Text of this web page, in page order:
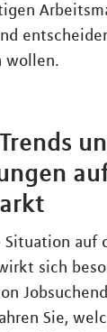
wollen.
auf
sich
Sie,